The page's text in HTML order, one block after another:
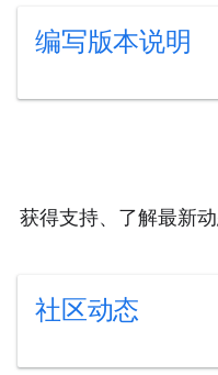
编写版本说明
获得支持、了解最新
社区动态